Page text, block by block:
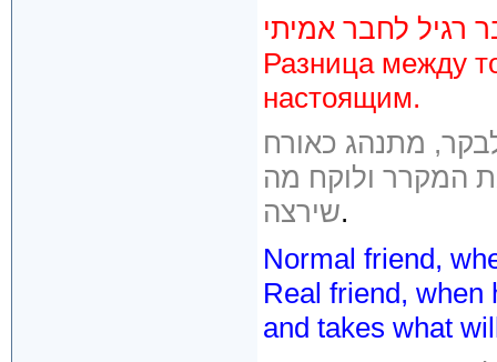
רגיל לחבר אמיתי
Разница между
настоящим.
המקרר ולוקח מה
שירצה.
Normal friend,
Real friend, when
and takes what